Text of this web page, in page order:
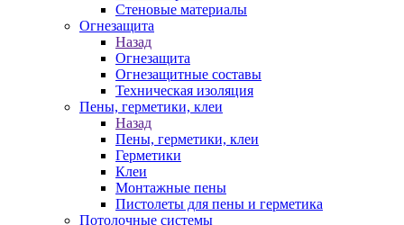
Стеновые материалы
Огнезащита
Назад
Огнезащита
Огнезащитные составы
Техническая изоляция
Пены, герметики, клеи
Назад
Пены, герметики, клеи
Герметики
Клеи
Монтажные пены
Пистолеты для пены и герметика
Потолочные системы